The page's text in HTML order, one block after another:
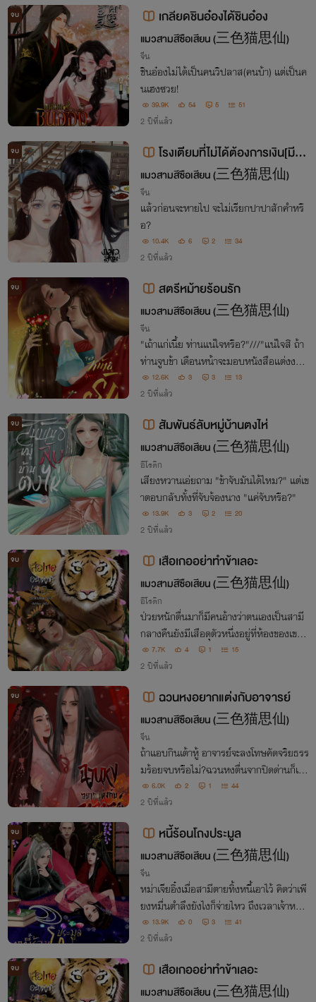
จบ เกลียดชินอ๋องได้ชินอ๋อง
แมวสามสีซือเสียน (三色猫思仙)
จีน
ชินอ๋องไม่ได้เป็นคนวิปลาส(คนบ้า) แต่เป็นค
นเฮงซวย!
39.9K 54 5 51
2 ปีที่แล้ว
จบ
โรงเตีียมที่ไม่ได้ต้องการเงิน[มีEb
ook]
แมวสามสีซือเสียน (三色猫思仙)
จีน
แล้วก่อนจะหายไป จะไม่เรียกปาปาสักคำหรื
อ?
10.4K 6 2 34
2 ปีที่แล้ว
จบ สตรีหม้ายร้อนรัก
แมวสามสีซือเสียน (三色猫思仙)
จีน
"เถ้าแก่เนี้ย ท่านแน่ใจหรือ?"///"แน่ใจสิ ถ้า
ท่านจูบข้า เดือนหน้าจะมอบหนังสือแต่งงาน
ให้เป็นอย่างไร?"
12.6K 3 3 13
2 ปีที่แล้ว
จบ สัมพันธ์ลับหมู่บ้านตงไห่
แมวสามสีซือเสียน (三色猫思仙)
อีโรติก
เสียงหวานเอ่ยถาม "ข้าจับมันได้ไหม?" แต่เข
าตอบกลับทั้งที่จับจ้องนาง "แค่จับหรือ?"
13.9K 3 2 20
2 ปีที่แล้ว
จบ เสือเกออย่าทำข้าเลอะ
แมวสามสีซือเสียน (三色猫思仙)
อีโรติก
ป่วยหนักตื่นมาก็มีคนอ้างว่าตนเองเป็นสามี
กลางคืนยังมีเสือดุตัวหนึ่งอยู่ที่ห้องของเขาอี
ก"ท่านลุกออกก่อน เข่าของท่านทิ่มหน้าท้อง
ของข้าแล้ว"ชายหนุ่มยกยิ้ม ก้มลงไปแล้วกร
7.7K 4 1 15
2 ปีที่แล้ว
จบ ฉวนหงอยากแต่งกับอาจารย์
แมวสามสีซือเสียน (三色猫思仙)
จีน
ถ้าแอบกินเต้าหู้ อาจารย์จะลงโทษคัดจริยธรร
มร้อยจบหรือไม่?ฉวนหงตื่นจากปิดด่านก็เจอ
หนุ่มหล่อคนงาม จึงให้เจ้าสำนักส่งตนเองไป
เป็นลูกศิษย์ตัวน้อย ที่ตบะฝึกตนน้อยนิดด้วย
เจตนาไม่บริสุทธิ์
6.0K 2 1 44
2 ปีที่แล้ว
จบ หนี้ร้อนโถงประมูล
แมวสามสีซือเสียน (三色猫思仙)
จีน
หม่าเจียอิ๋งเมื่อสามีตายทิ้งหนี้เอาไว้ คิดว่าเพี
ยงหมื่นตำลึงยังไงก็จ่ายไหว ถึงเวลาเจ้าหนี้ม
าทวงกลับกลายเป็นสี่หมื่นตำลึง แต่กลับมีข้
อเสนอให้นางเป็นฮูหยินเขาสิบวันแลกกับกา
13.9K 0 3 41
2 ปีที่แล้ว
จบ เสือเกออย่าทำข้าเลอะ
แมวสามสีซือเสียน (三色猫思仙)